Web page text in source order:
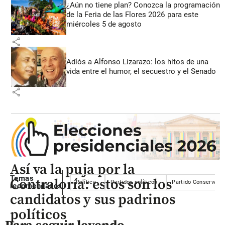
¿Aún no tiene plan? Conozca la programación
de la Feria de las Flores 2026 para este
miércoles 5 de agosto
share
Adiós a Alfonso Lizarazo: los hitos de una
vida entre el humor, el secuestro y el Senado
share
Temas
recomendados
Política Partidos políticos Partido
Así va la puja por la
Contraloría: estos son los
candidatos y sus padrinos
políticos